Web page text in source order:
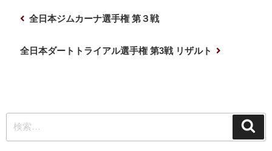
シ
ョ
全日本ジムカーナ選手権 第３戦
全日本ダートトライアル選手権 第3戦 リザルト
索: